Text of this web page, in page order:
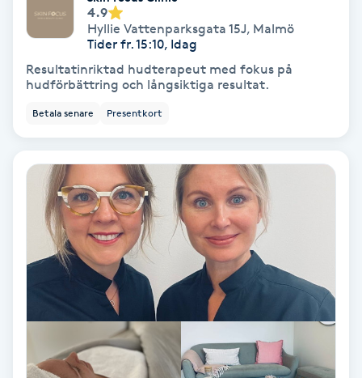
Friskvårdsmassage
Funktionsanalys
Färgning
Föning
4.9
Hyllie Vattenparksgata 15J, Malmö
Tider fr. 15:10, Idag
Resultatinriktad hudterapeut med fokus på
hudförbättring och långsiktiga resultat.
Betala senare Presentkort